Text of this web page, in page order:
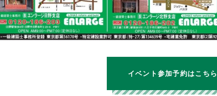
イベント参加予約はこちら